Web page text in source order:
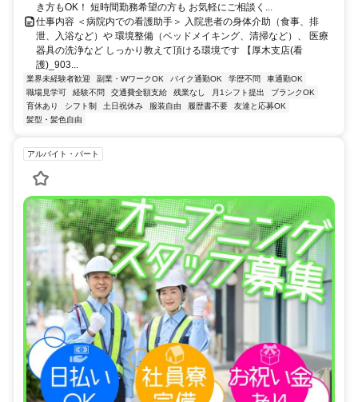
き方もOK！ 短時間勤務希望の方も お気軽にご相談く...
仕事内容 ＜病院内での看護助手＞ 入院患者の身体介助（食事、排
泄、入浴など）や 環境整備（ベッドメイキング、清掃など）、 医療
器具の洗浄など しっかり教えて頂ける環境です 【厚木支店(看
護)_903...
業界未経験者歓迎 副業・WワークOK バイク通勤OK 学歴不問
車通勤OK
職場見学可
経験不問 交通費全額支給 残業なし 月1シフト提出
ブランクOK
育休あり
シフト制 土日祝休み 服装自由 履歴書不要
友達と応募OK
髪型・髪色自由
アルバイト・パート